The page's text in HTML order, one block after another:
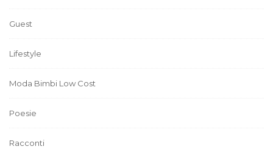
Guest
Lifestyle
Moda Bimbi Low Cost
Poesie
Racconti